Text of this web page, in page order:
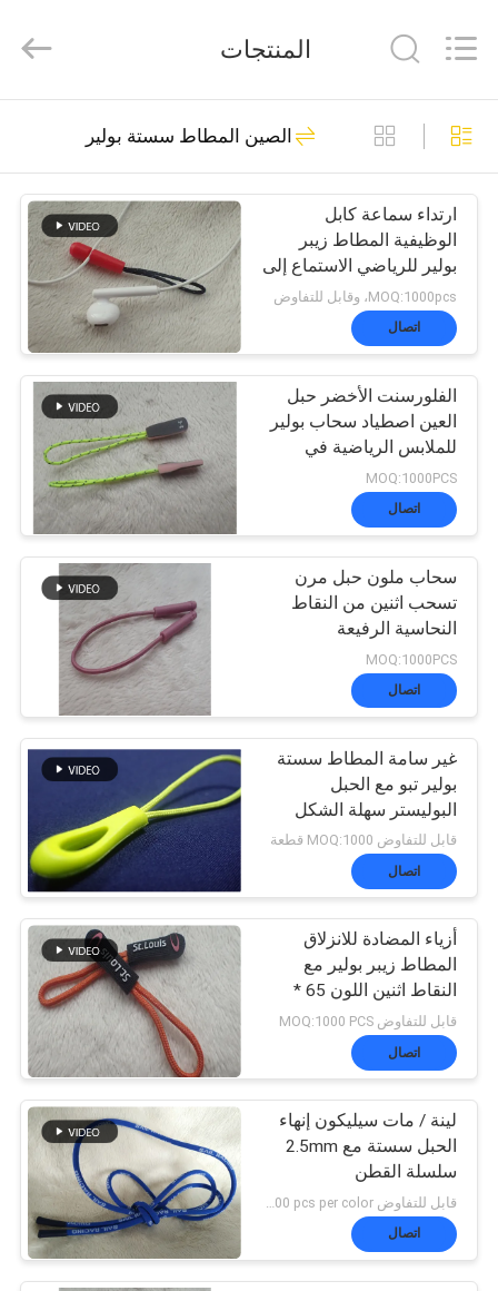
منزل
المنتجات
حول
جولة
المعمل
ضبط
الجودة
اتصل
أخبار
جميع
القضايا
SHOW
خريطة
الموقع
Garment
Accessories
All
Reserved.
مخصص الملابس
الرقع
291
مطرز بقع مخصصة
79
نقل الحرارة تسميات
الملابس
180
طابعة الشاشة
76
شارات TPU عالية
التردد ثلاثية الأبعاد
64
المنتجات
الصين المطاط سستة بولير
ارتداء سماعة كابل
الوظيفية المطاط زيبر
بولير للرياضي الاستماع إلى
الموسيقى
MOQ:1000pcs، وقابل للتفاوض
اتصال
الفلورسنت الأخضر حبل
العين اصطياد سحاب بولير
للملابس الرياضية في
الهواء الطلق
MOQ:1000PCS
اتصال
سحاب ملون حبل مرن
تسحب اثنين من النقاط
النحاسية الرفيعة
والمتوسطة النحاسية
المنقوشة
MOQ:1000PCS
اتصال
غير سامة المطاط سستة
بولير تبو مع الحبل
البوليستر سهلة الشكل
قابل للتفاوض MOQ:1000 قطعة
اتصال
أزياء المضادة للانزلاق
المطاط زيبر بولير مع
النقاط اثنين اللون 65 *
9MM
قابل للتفاوض MOQ:1000 PCS
اتصال
لينة / مات سيليكون إنهاء
الحبل سستة مع 2.5mm
سلسلة القطن
اتصال